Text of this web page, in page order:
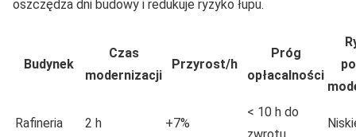
oszczędza dni budowy i redukuje ryzyko łupu.
Budynek
Czas
modernizacji
Przyrost/h
Próg
opłacalności
Rafineria 2 h +7%
< 10 h do
zwrotu